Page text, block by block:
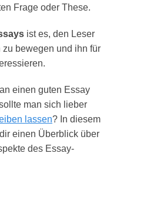
Frage oder These.
ist es, den Leser
bewegen und ihn für
einen guten Essay
man sich lieber
lassen? In diesem
einen Überblick über
des Essay-